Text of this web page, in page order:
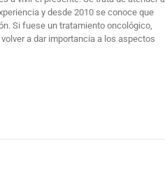
y desde 2010 se conoce que
Si fuese un tratamiento oncológico,
a dar importancia a los aspectos